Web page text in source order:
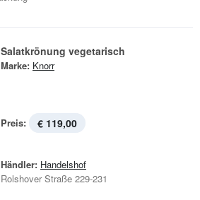
Salatkrönung vegetarisch
Marke: Knorr
Preis: € 119,00
Händler: Handelshof
Rolshover Straße 229-231